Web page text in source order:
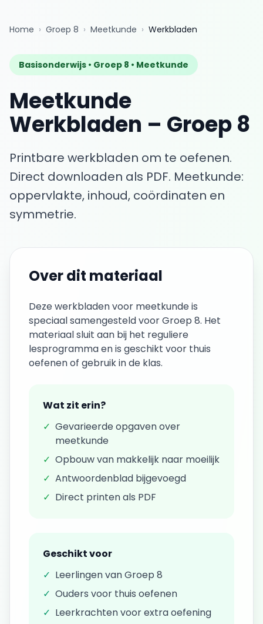
Home › Groep 8 › Meetkunde › Werkbladen
Basisonderwijs • Groep 8 • Meetkunde
Meetkunde
Werkbladen – Groep 8
Printbare werkbladen om te oefenen.
Direct downloaden als PDF. Meetkunde:
oppervlakte, inhoud, coördinaten en
symmetrie.
Over dit materiaal
Dezewerkbladenvoor meetkundeis
speciaal samengesteld voorGroep 8. Het
materiaal sluit aan bij het reguliere
lesprogramma en is geschikt voor thuis
oefenen of gebruik in de klas.
Wat zit erin?
✓ Gevarieerde opgaven over
meetkunde
✓ Opbouw van makkelijk naar moeilijk
✓ Antwoordenblad bijgevoegd
✓ Direct printen als PDF
Geschikt voor
✓ Leerlingen vanGroep 8
✓ Ouders voor thuis oefenen
✓ Leerkrachten voor extra oefening